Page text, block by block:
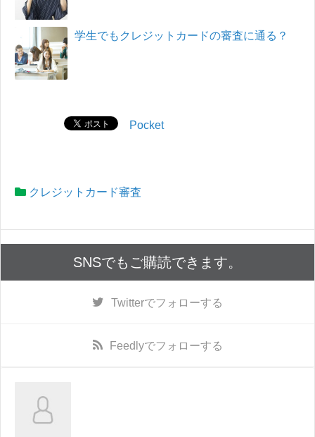
学生でもクレジットカードの審査に通る？
Pocket
クレジットカード審査
SNSでもご購読できます。
Twitterでフォローする
Feedlyでフォローする